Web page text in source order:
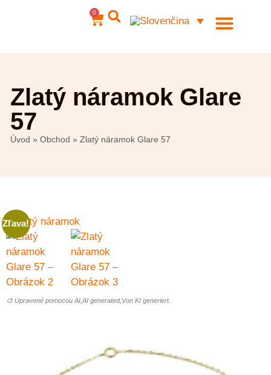
0
Zlatý náramok Glare
57
Úvod » Obchod » Zlatý náramok Glare 57
Zľava!
🎨 Upravené pomocou AI,AI generated,Von KI generiert.